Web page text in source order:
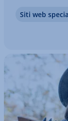
vo: con
Siti web